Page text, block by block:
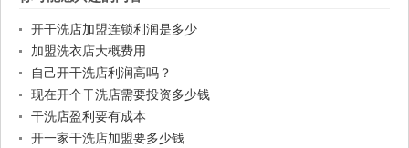
开干洗店加盟连锁利润是多少
加盟洗衣店大概费用
自己开干洗店利润高吗？
现在开个干洗店需要投资多少钱
干洗店盈利要有成本
开一家干洗店加盟要多少钱